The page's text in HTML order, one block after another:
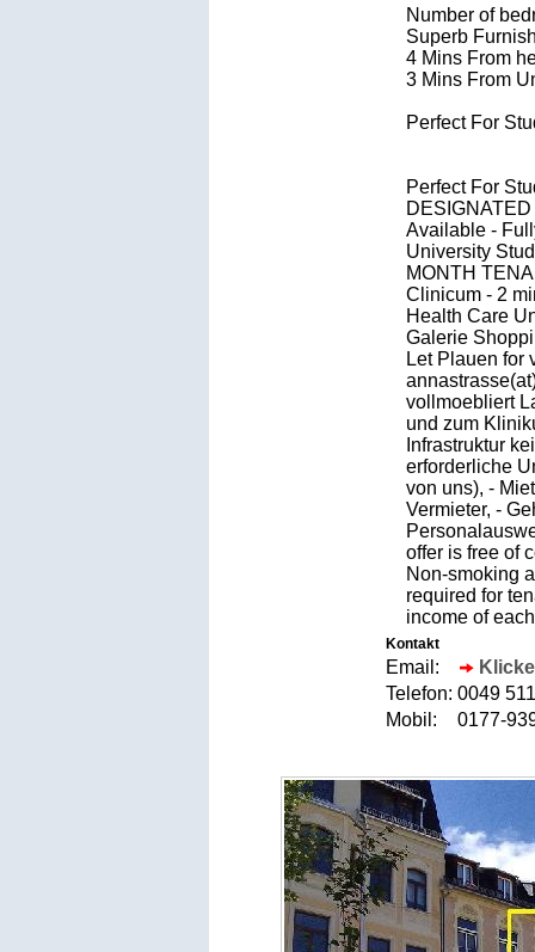
Number of
Superb
4 Mins From
3 Mins From
Perfect For
Perfect For
Available -
University
MONTH
Clinicum - 2
Health Care
Galerie
Let Plauen for
vollmoebliert
und zum
Infrastruktur
erforderliche
von uns), -
Vermieter, -
offer is free of
Non-smoking
required for
income of
Kontakt
Email:
Telefon: 0049
Mobil:
0177-